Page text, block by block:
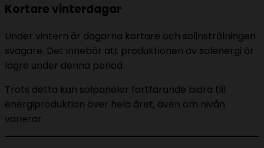
Kortare vinterdagar
Under vintern är dagarna kortare och solinstrålningen
svagare. Det innebär att produktionen av solenergi är
lägre under denna period.
Trots detta kan solpaneler fortfarande bidra till
energiproduktion över hela året, även om nivån
varierar.